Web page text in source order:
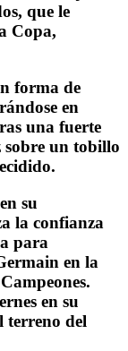
que le
Copa,
forma de
en
una fuerte
sobre un tobillo
su
la confianza
para
en la
en su
terreno del